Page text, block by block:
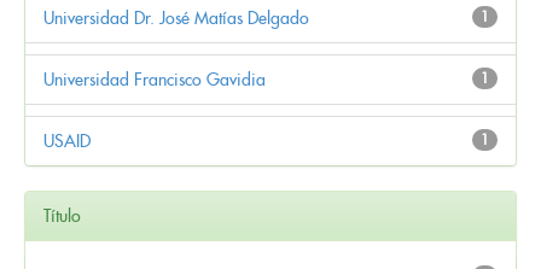
1
Universidad Dr. José Matías Delgado
1
Universidad Francisco Gavidia
1
USAID
Título